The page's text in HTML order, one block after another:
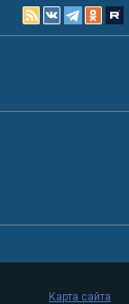
Карта сайта